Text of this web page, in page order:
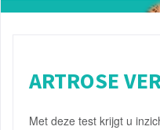
ARTROSE
Met deze test krijgt u